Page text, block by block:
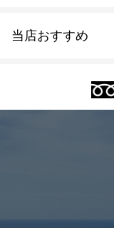
当店おすすめ
式部の香りシリーズ
お茶のギフト
会員規約について